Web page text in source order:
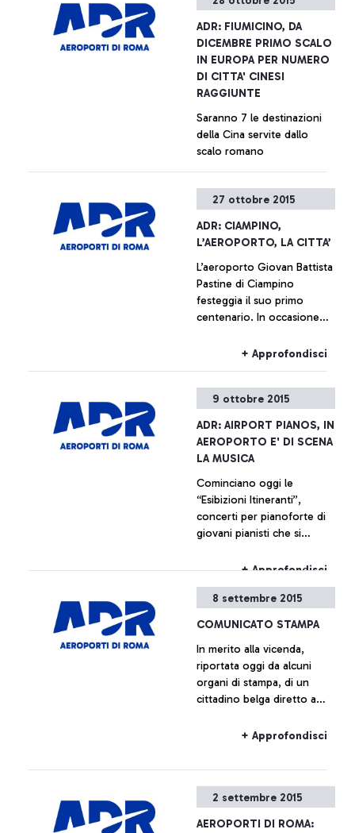
ADR: FIUMICINO, DA
DICEMBRE PRIMO SCALO
IN EUROPA PER NUMERO
DI CITTA' CINESI
RAGGIUNTE
Saranno 7 le destinazioni
della Cina servite dallo
scalo romano
+ Approfondisci
27 ottobre 2015
ADR: CIAMPINO,
L’AEROPORTO, LA CITTA’
L’aeroporto Giovan Battista
Pastine di Ciampino
festeggia il suo primo
centenario. In occasione
prossimo 27 ottobre fino al
con il Comune di Ciampino
di varia natura, la storia
dell’aeroporto che è anche,
e indissolubilmente, la
storia della città che lo
+ Approfondisci
9 ottobre 2015
ADR: AIRPORT PIANOS, IN
AEROPORTO E' DI SCENA
LA MUSICA
Cominciano oggi le
“Esibizioni Itineranti”,
concerti per pianoforte di
giovani pianisti che si
dell’aeroporto Leonardo da
+ Approfondisci
8 settembre 2015
COMUNICATO STAMPA
In merito alla vicenda,
riportata oggi da alcuni
organi di stampa, di un
cittadino belga diretto a
salito a bordo dell’aereo
regolamenti europei e del
+ Approfondisci
2 settembre 2015
AEROPORTI DI ROMA: